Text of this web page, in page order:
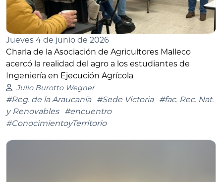
Jueves 4 de junio de 2026
Charla de la Asociación de Agricultores Malleco
acercó la realidad del agro a los estudiantes de
Ingeniería en Ejecución Agrícola
Julio Burotto Wegner
#Reg. de la Araucanía #Sede Victoria
#fac. Rec. Nat.
y Renovables
#encuentro
#ConocimientoyTerritorio